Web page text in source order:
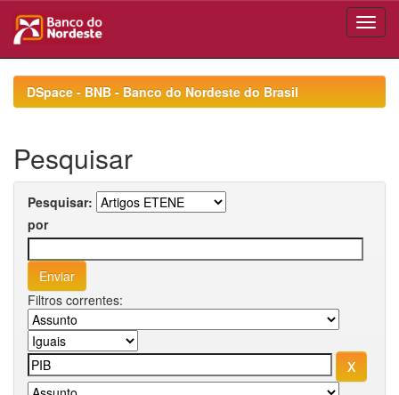
navigationDSpace - BNB - Banco do Nordeste do Brasil
Pesquisar
Pesquisar:
por
Filtros correntes: